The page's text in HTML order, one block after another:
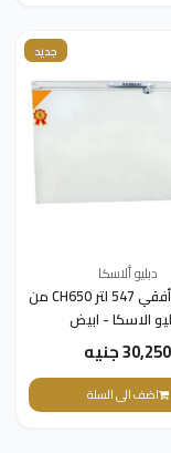
جديد
دبليو ألاسكا
ديب فريزر أفقي 547 لتر CH650 من
الاسكا - ابيض
30,250 جنيه
اضف الى السلة